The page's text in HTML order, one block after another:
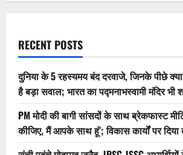
RECENT POSTS
दुनिया के 5 रहस्यमय बंद दरवाजे, जिनके पीछे
है बड़ा सवाल; भारत का पद्मनाभस्वामी मंदिर भी
PM मोदी की बागी सांसदों के साथ ब्रेकफास्ट
कीजिए, मैं आपके साथ हूं’; विकास कार्यों पर